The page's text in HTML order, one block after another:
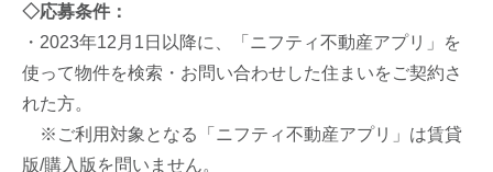
◇応募条件：
・2023年12月1日以降に、「ニフティ不動産アプリ」を
使って物件を検索・お問い合わせした住まいをご契約さ
れた方。
※ご利用対象となる「ニフティ不動産アプリ」は賃貸
版/購入版を問いません。